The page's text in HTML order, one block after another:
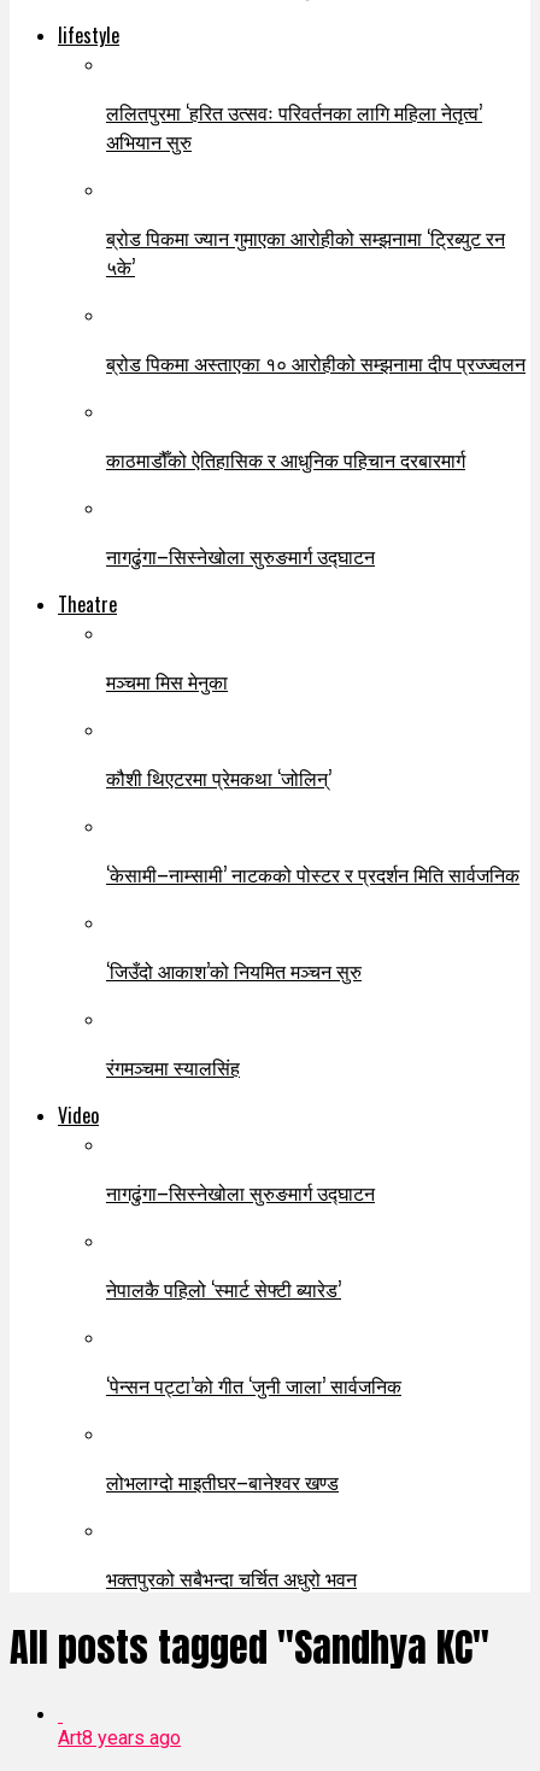
lifestyle
ललितपुरमा ‘हरित उत्सवः परिवर्तनका लागि महिला नेतृत्व’
अभियान सुरु
ब्रोड पिकमा ज्यान गुमाएका आरोहीको सम्झनामा ‘ट्रिब्युट रन
५के’
ब्रोड पिकमा अस्ताएका १० आरोहीको सम्झनामा दीप प्रज्ज्वलन
काठमाडौँको ऐतिहासिक र आधुनिक पहिचान दरबारमार्ग
नागढुंगा–सिस्नेखोला सुरुङमार्ग उद्घाटन
Theatre
मञ्चमा मिस मेनुका
कौशी थिएटरमा प्रेमकथा ‘जोलिन्’
‘केसामी–नाम्सामी’ नाटकको पोस्टर र प्रदर्शन मिति सार्वजनिक
‘जिउँदो आकाश’को नियमित मञ्चन सुरु
रंगमञ्चमा स्यालसिंह
Video
नागढुंगा–सिस्नेखोला सुरुङमार्ग उद्घाटन
नेपालकै पहिलो ‘स्मार्ट सेफ्टी ब्यारेड’
‘पेन्सन पट्टा’को गीत ‘जुनी जाला’ सार्वजनिक
लोभलाग्दो माइतीघर–बानेश्वर खण्ड
भक्तपुरको सबैभन्दा चर्चित अधुरो भवन
All posts tagged "Sandhya KC"
Art8 years ago